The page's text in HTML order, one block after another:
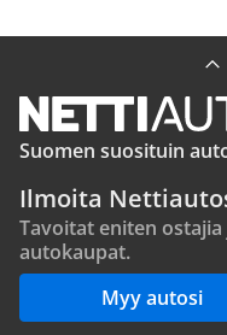
Suomen suosituin
Ilmoita
Tavoitat eniten
autokaupat.
Myy autosi